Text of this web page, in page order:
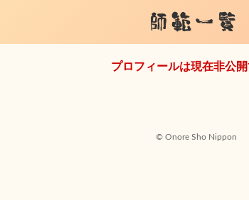
師範一覧
プロフィールは現在非公開
© Onore Sho Nippon